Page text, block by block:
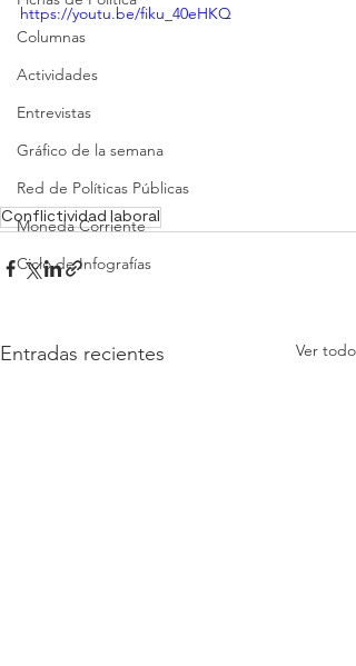
Columnas
Actividades
Entrevistas
Gráfico de la semana
Red de Políticas Públicas
Moneda Corriente
Ciclo de Infografías
https://youtu.be/fiku_40eHKQ
Conflictividad laboral
Entradas recientes Ver todo